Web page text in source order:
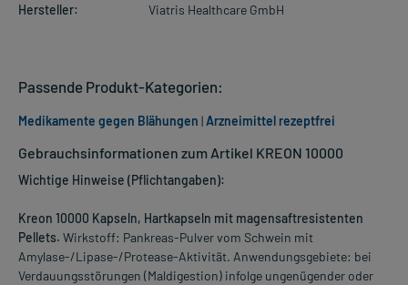
Hersteller:
Viatris Healthcare GmbH
Gebrauchsinformationen zum Artikel KREON 10000
Wichtige Hinweise (Pflichtangaben):
Kreon 10000 Kapseln, Hartkapseln mit magensaftresistenten
Pellets. Wirkstoff: Pankreas-Pulver vom Schwein mit
Amylase-/Lipase-/Protease-Aktivität. Anwendungsgebiete: bei
Verdauungsstörungen (Maldigestion) infolge ungenügender oder
Passende Produkt-Kategorien:
Medikamente gegen Blähungen |Arzneimittel rezeptfrei